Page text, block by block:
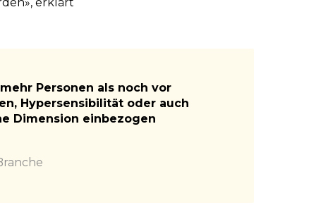
Personen als noch vor
Hypersensibilität oder auch
Dimension einbezogen